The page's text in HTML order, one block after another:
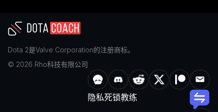
Dota 2是Valve Corporation的注册商标。
© 2026 Rho科技有限公司
隐私死锁教练